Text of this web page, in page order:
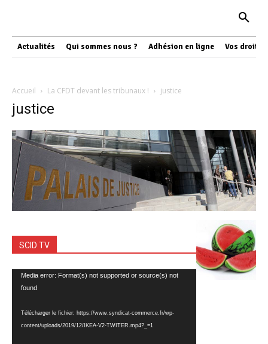
Actualités Qui sommes nous ? Adhésion en ligne Vos droits
Accueil La CFDT devant les tribunaux ! justice
justice
SCID TV
Lecteur
vidéo
Media error: Format(s) not supported or source(s) not
found
Télécharger le fichier: https://www.syndicat-commerce.fr/wp-
content/uploads/2019/12/IKEA-V2-TWITER.mp4?_=1